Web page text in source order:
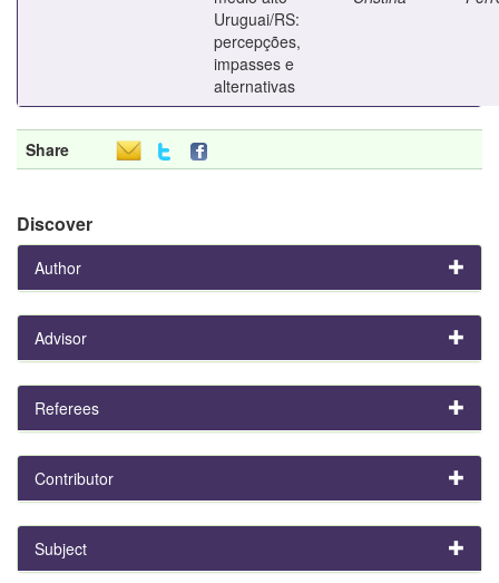
Uruguai/RS:
percepções,
impasses e
alternativas
Share
Discover
Author
Advisor
Referees
Contributor
Subject